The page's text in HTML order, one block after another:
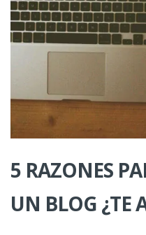
5 RAZONES
UN BLOG ¿TE